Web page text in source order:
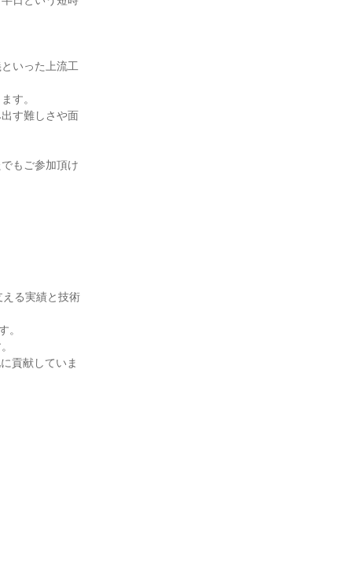
いった上流工
す。
す難しさや面
もご参加頂け
る実績と技術
。
貢献していま